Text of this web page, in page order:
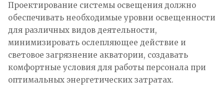
Проектирование системы освещения должно
обеспечивать необходимые уровни освещенности
для различных видов деятельности,
минимизировать ослепляющее действие и
световое загрязнение акватории, создавать
комфортные условия для работы персонала при
оптимальных энергетических затратах.